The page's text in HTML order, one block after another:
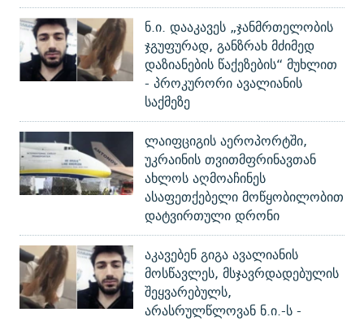
ნ.ი. დააკავეს „ჯანმრთელობის
ჯგუფურად, განზრახ მძიმედ
დაზიანების წაქეზების“ მუხლით
- პროკურორი ავალიანის
საქმეზე
ლაიფციგის აეროპორტში,
უკრაინის თვითმფრინავთან
ახლოს აღმოაჩინეს
ასაფეთქებელი მოწყობილობით
დატვირთული დრონი
აკავებენ გიგა ავალიანის
მოსწავლეს, მსჯავრდადებულის
შეყვარებულს,
არასრულწლოვან ნ.ი.-ს -